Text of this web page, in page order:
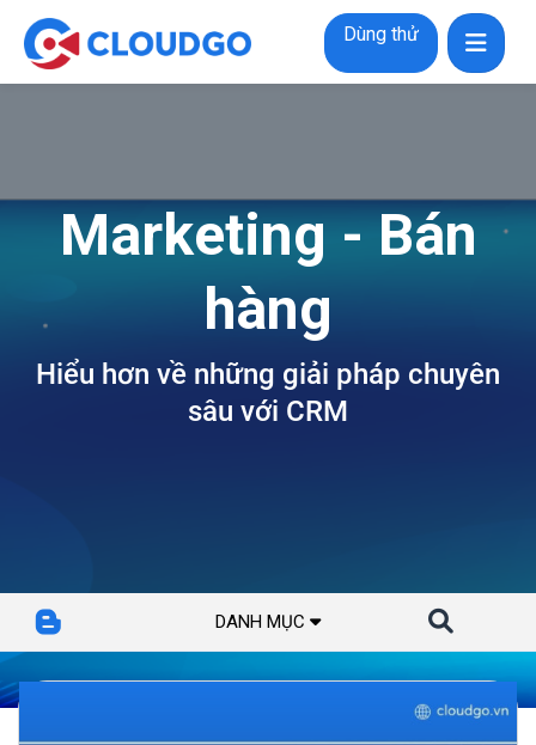
Dùng thử
Marketing - Bán
hàng
Hiểu hơn về những giải pháp chuyên
sâu với CRM
DANH MỤC